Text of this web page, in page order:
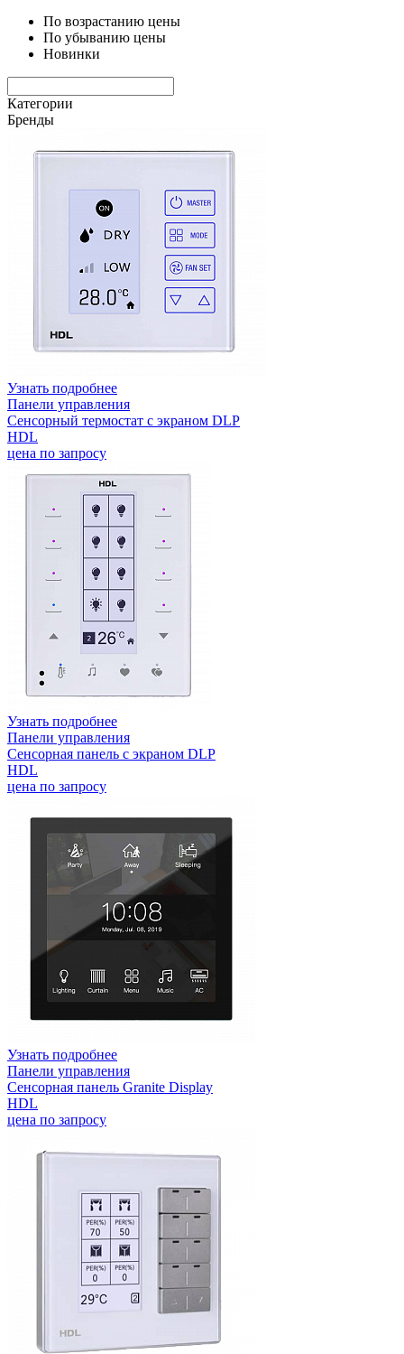
По возрастанию цены
По убыванию цены
Новинки
Категории
Бренды
Узнать подробнее
Панели управления
Сенсорный термостат с экраном DLP
HDL
цена по запросу
Узнать подробнее
Панели управления
Сенсорная панель с экраном DLP
HDL
цена по запросу
Узнать подробнее
Панели управления
Сенсорная панель Granite Display
HDL
цена по запросу